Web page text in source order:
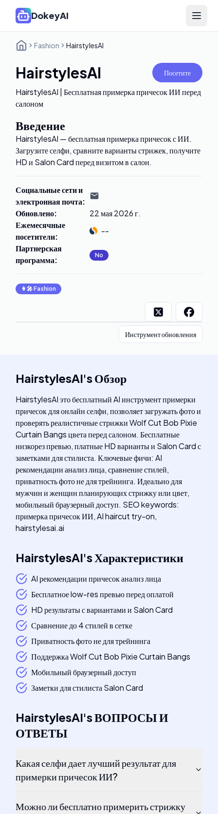
DokeyAI Open
Fashion HairstylesAI
HairstylesAI Посетите
HairstylesAI | Бесплатная примерка причесок ИИ перед
салоном
Введение
HairstylesAI — бесплатная примерка причесок с ИИ.
Загрузите селфи, сравните варианты стрижек, получите
HD и Salon Card перед визитом в салон.
Социальные сети и
электронная почта:
Обновлено:
22 мая 2026 г.
Ежемесячные
посетители:
--
Партнерская
программа: No
👩‍🎤Fashion
Инструмент обновления
HairstylesAI'sОбзор
HairstylesAI это бесплатный AI инструмент примерки
причесок для онлайн селфи, позволяет загружать фото и
проверять реалистичные стрижки Wolf Cut Bob Pixie
Curtain Bangs цвета перед салоном. Бесплатные
низкорез превью, платные HD варианты и Salon Card с
заметками для стилиста. Ключевые фичи: AI
рекомендации анализ лица, сравнение стилей,
приватность фото не для трейнинга. Идеально для
мужчин и женщин планирующих стрижку или цвет,
мобильный браузерный доступ. SEO keywords:
примерка причесок ИИ, AI haircut try-on,
hairstylesai.ai
HairstylesAI'sХарактеристики
AI рекомендации причесок анализ лица
Бесплатное low-res превью перед оплатой
HD результаты с вариантами и Salon Card
Сравнение до 4 стилей в сетке
Приватность фото не для трейнинга
Поддержка Wolf Cut Bob Pixie Curtain Bangs
Мобильный браузерный доступ
Заметки для стилиста Salon Card
HairstylesAI'sВОПРОСЫ И
ОТВЕТЫ
Какая селфи дает лучший результат для
примерки причесок ИИ?
Можно ли бесплатно примерить стрижку